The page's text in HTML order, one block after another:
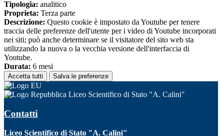
Tipologia: analitico
Proprieta: Terza parte
Descrizione: Questo cookie è impostato da Youtube per tenere
traccia delle preferenze dell'utente per i video di Youtube incorporati
nei siti; può anche determinare se il visitatore del sito web sta
utilizzando la nuova o la vecchia versione dell'interfaccia di
Youtube.
Durata: 6 mesi
Accetta tutti Salva le preferenze
Liceo Scientifico di Stato "A. Calini"
Contatti
Liceo Scientifico di Stato "A. Calini"